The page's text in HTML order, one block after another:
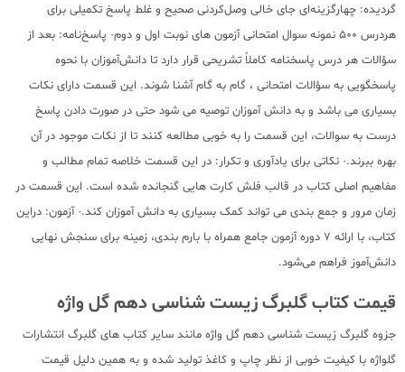
گردیده: چهارگزینه‌ای جای خالی وصل‌کردنی صحیح و غلط پاسخ تکمیلی برای
هردرس 500 نمونه سوال امتحانی آزمون های نوبت اول و دوم· پاسخ‌نامه: بعد از
سؤالات هر درس پاسخنامه کاملاٌ تشریحی قرار دارد تا دانش‌آموزان با نحوه
پاسخگویی به سؤالات امتحانی ، گام به گام آشنا شوند. این قسمت دارای نکات
بسیاری می باشد و به دانش آموزان توصیه می شود حتی در صورت دادن پاسخ
درست به سوالات، این قسمت را به خوبی مطالعه کنند تا از نکات موجود در آن
بهره ببرند.· نکاتی برای یادآوری و تکرار: در این قسمت خلاصه تمام مطالب و
مفاهیم اصلی کتاب در قالب فلش کارت هایی گنجانده شده است. این قسمت در
زمان مرور و جمع بندی می تواند کمک بسیاری به دانش آموزان کند.· آزمون: دراین
کتاب، با ارائه 7 دوره آزمون جامع همراه با بارم بندی، زمینه برای سنجش نهایی
دانش‌آموز فراهم می‌شود.
قیمت کتاب گلبرگ زیست شناسی دهم گل واژه
جزوه گلبرگ زیست شناسی دهم گل واژه مانند سایر کتاب های گلبرگ انتشارات
گلواژه با کیفیت خوبی از نظر چاپ و کاغذ تولید شده و به همین دلیل قیمت